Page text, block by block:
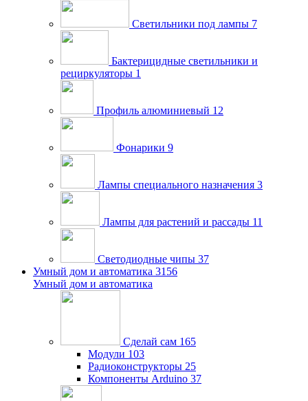
Светильники под лампы 7
Бактерицидные светильники и
рециркуляторы 1
Профиль алюминиевый 12
Фонарики 9
Лампы специального назначения 3
Лампы для растений и рассады 11
Светодиодные чипы 37
Умный дом и автоматика 3156
Умный дом и автоматика
Сделай сам 165
Модули 103
Радиоконструкторы 25
Компоненты Arduino 37